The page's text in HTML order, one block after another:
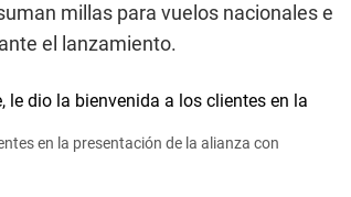
millas para vuelos nacionales e
el lanzamiento.
en la presentación de la alianza con